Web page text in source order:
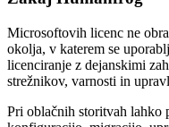
Microsoftovih licenc ne
okolja, v katerem se
licenciranje z dejanskimi
strežnikov, varnosti in
Pri oblačnih storitvah lahko